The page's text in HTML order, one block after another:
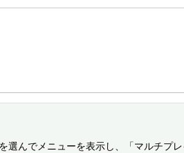
んでメニューを表示し、「マルチプレ